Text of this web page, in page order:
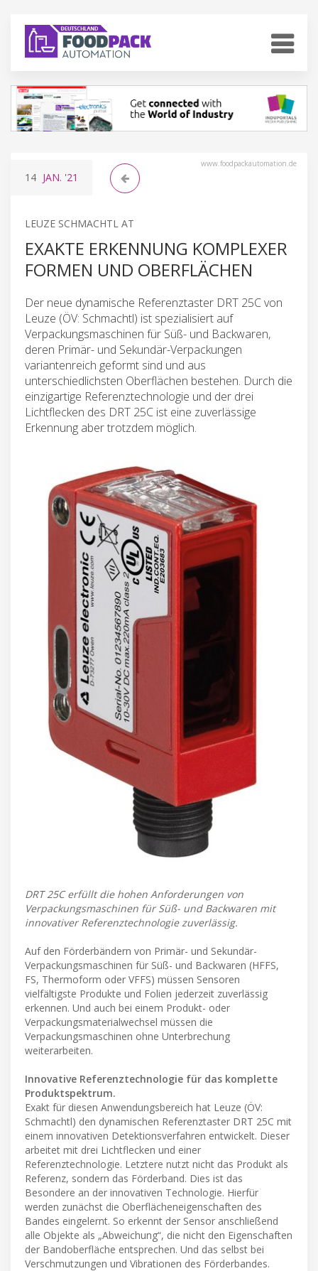
www.foodpackautomation.de
14 JAN. '21
LEUZE SCHMACHTL AT
EXAKTE ERKENNUNG KOMPLEXER
FORMEN UND OBERFLÄCHEN
Der neue dynamische Referenztaster DRT 25C von
Leuze (ÖV: Schmachtl) ist spezialisiert auf
Verpackungsmaschinen für Süß- und Backwaren,
deren Primär- und Sekundär-Verpackungen
variantenreich geformt sind und aus
unterschiedlichsten Oberflächen bestehen. Durch die
einzigartige Referenztechnologie und der drei
Lichtflecken des DRT 25C ist eine zuverlässige
Erkennung aber trotzdem möglich.
DRT 25C erfüllt die hohen Anforderungen von
Verpackungsmaschinen für Süß- und Backwaren mit
innovativer Referenztechnologie zuverlässig.
Auf den Förderbändern von Primär- und Sekundär-
Verpackungsmaschinen für Süß- und Backwaren (HFFS,
FS, Thermoform oder VFFS) müssen Sensoren
vielfältigste Produkte und Folien jederzeit zuverlässig
erkennen. Und auch bei einem Produkt- oder
Verpackungsmaterialwechsel müssen die
Verpackungsmaschinen ohne Unterbrechung
weiterarbeiten.
Innovative Referenztechnologie für das komplette
Produktspektrum.
Exakt für diesen Anwendungsbereich hat Leuze (ÖV:
Schmachtl) den dynamischen Referenztaster DRT 25C mit
einem innovativen Detektionsverfahren entwickelt. Dieser
arbeitet mit drei Lichtflecken und einer
Referenztechnologie. Letztere nutzt nicht das Produkt als
Referenz, sondern das Förderband. Dies ist das
Besondere an der innovativen Technologie. Hierfür
werden zunächst die Oberflächeneigenschaften des
Bandes eingelernt. So erkennt der Sensor anschließend
alle Objekte als „Abweichung“, die nicht den Eigenschaften
der Bandoberfläche entsprechen. Und das selbst bei
Verschmutzungen und Vibrationen des Förderbandes.